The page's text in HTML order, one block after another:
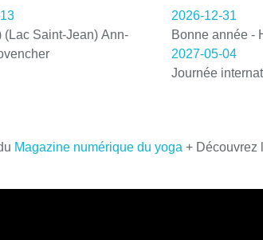
(Lac Saint-Jean) Ann-
2026-12-31
Bonne année -
2027-05-04
Journée
Magazine numérique du yoga + Découvrez